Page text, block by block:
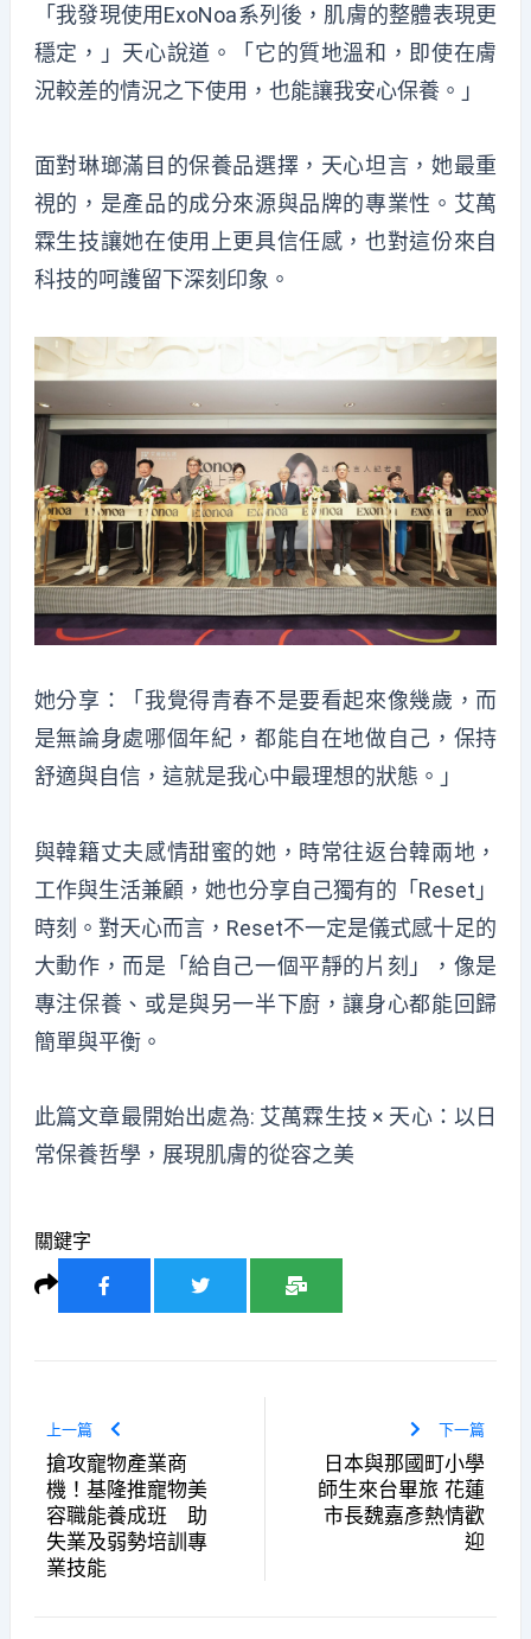
「我發現使用ExoNoa系列後，肌膚的整體表現更
穩定，」天心說道。「它的質地溫和，即使在膚
況較差的情況之下使用，也能讓我安心保養。」
面對琳瑯滿目的保養品選擇，天心坦言，她最重
視的，是產品的成分來源與品牌的專業性。艾萬
霖生技讓她在使用上更具信任感，也對這份來自
科技的呵護留下深刻印象。
她分享：「我覺得青春不是要看起來像幾歲，而
是無論身處哪個年紀，都能自在地做自己，保持
舒適與自信，這就是我心中最理想的狀態。」
與韓籍丈夫感情甜蜜的她，時常往返台韓兩地，
工作與生活兼顧，她也分享自己獨有的「Reset」
時刻。對天心而言，Reset不一定是儀式感十足的
大動作，而是「給自己一個平靜的片刻」，像是
專注保養、或是與另一半下廚，讓身心都能回歸
簡單與平衡。
此篇文章最開始出處為: 艾萬霖生技 × 天心：以日
常保養哲學，展現肌膚的從容之美
關鍵字
上一篇
搶攻寵物產業商
機！基隆推寵物美
容職能養成班 助
失業及弱勢培訓專
業技能
下一篇
日本與那國町小學
師生來台畢旅 花蓮
市長魏嘉彥熱情歡
迎